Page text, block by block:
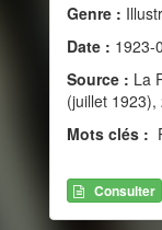
Genre :
Date : 1923-
Source : La
(juillet 1923),
Mots clés :
Consulter